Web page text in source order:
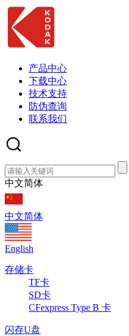
产品中心
下载中心
技术支持
防伪查询
联系我们
中文简体
中文简体
English
存储卡
TF卡
SD卡
CFexpress Type B 卡
闪存U盘